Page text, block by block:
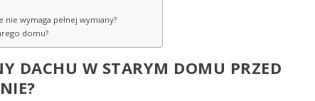
wymaga pełnej wymiany?
domu?
DACHU W STARYM DOMU PRZED